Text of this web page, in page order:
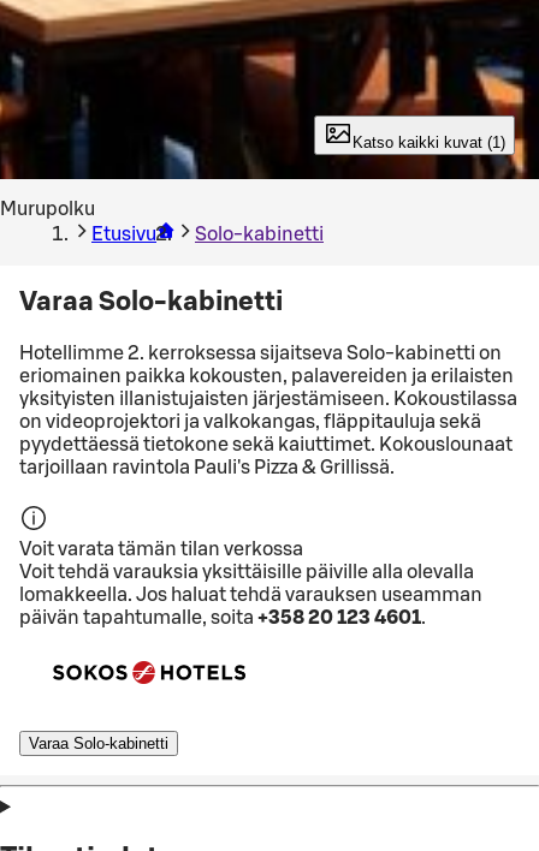
Katso kaikki kuvat (1)
Murupolku
Etusivu
Solo-kabinetti
Varaa Solo-kabinetti
Hotellimme 2. kerroksessa sijaitseva Solo-kabinetti on
eriomainen paikka kokousten, palavereiden ja erilaisten
yksityisten illanistujaisten järjestämiseen. Kokoustilassa
on videoprojektori ja valkokangas, fläppitauluja sekä
pyydettäessä tietokone sekä kaiuttimet. Kokouslounaat
tarjoillaan ravintola Pauli's Pizza & Grillissä.
Voit varata tämän tilan verkossa
Voit tehdä varauksia yksittäisille päiville alla olevalla
lomakkeella. Jos haluat tehdä varauksen useamman
päivän tapahtumalle, soita +358 20 123 4601.
Varaa Solo-kabinetti